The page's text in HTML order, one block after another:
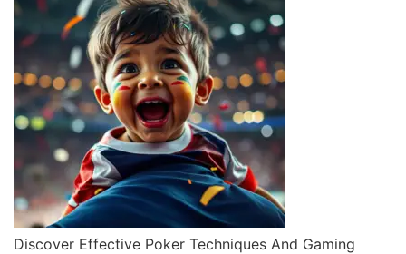
Discover Effective Poker Techniques And Gaming